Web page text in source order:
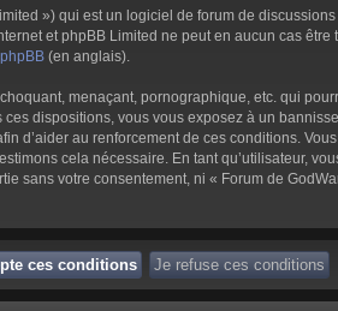
») qui est un logiciel de forum de
et phpBB Limited ne peut en aucun cas
(en anglais).
menaçant, pornographique, etc. qui
dispositions, vous vous exposez à un
d’aider au renforcement de ces conditions.
cela nécessaire. En tant qu’utilisateur,
sans votre consentement, ni « Forum de